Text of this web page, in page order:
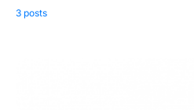
3 posts